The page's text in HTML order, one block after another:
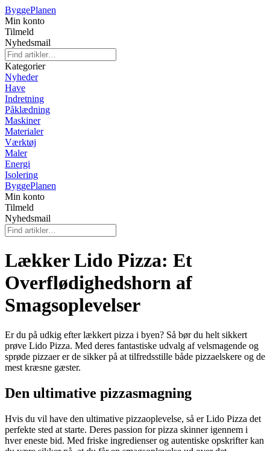
ByggePlanen
Min konto
Tilmeld
Nyhedsmail
Kategorier
Nyheder
Have
Indretning
Påklædning
Maskiner
Materialer
Værktøj
Maler
Energi
Isolering
ByggePlanen
Min konto
Tilmeld
Nyhedsmail
Lækker Lido Pizza: Et
Overflødighedshorn af
Smagsoplevelser
Er du på udkig efter lækkert pizza i byen? Så bør du helt sikkert
prøve Lido Pizza. Med deres fantastiske udvalg af velsmagende og
sprøde pizzaer er de sikker på at tilfredsstille både pizzaelskere og de
mest kræsne gæster.
Den ultimative pizzasmagning
Hvis du vil have den ultimative pizzaoplevelse, så er Lido Pizza det
perfekte sted at starte. Deres passion for pizza skinner igennem i
hver eneste bid. Med friske ingredienser og autentiske opskrifter kan